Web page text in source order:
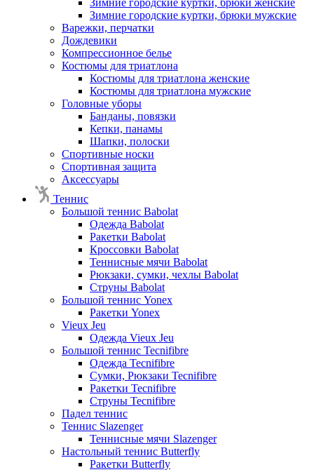
Зимние городские куртки, брюки женские
Зимние городские куртки, брюки мужские
Варежки, перчатки
Дождевики
Компрессионное белье
Костюмы для триатлона
Костюмы для триатлона женские
Костюмы для триатлона мужские
Головные уборы
Банданы, повязки
Кепки, панамы
Шапки, полоски
Спортивные носки
Спортивная защита
Аксессуары
Теннис
Большой теннис Babolat
Одежда Babolat
Ракетки Babolat
Кроссовки Babolat
Теннисные мячи Babolat
Рюкзаки, сумки, чехлы Babolat
Струны Babolat
Большой теннис Yonex
Ракетки Yonex
Vieux Jeu
Одежда Vieux Jeu
Большой теннис Tecnifibre
Одежда Tecnifibre
Сумки, Рюкзаки Tecnifibre
Ракетки Tecnifibre
Струны Tecnifibre
Падел теннис
Теннис Slazenger
Теннисные мячи Slazenger
Настольный теннис Butterfly
Ракетки Butterfly